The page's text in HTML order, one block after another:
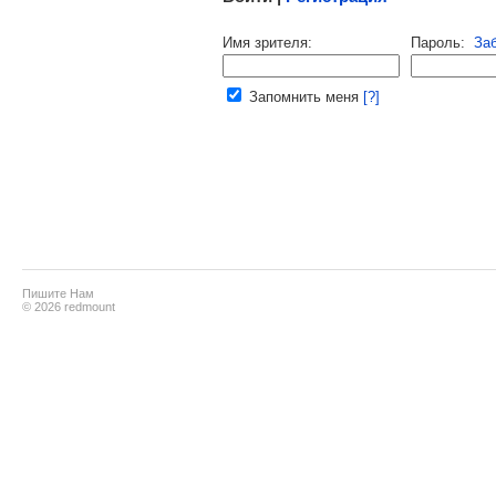
Имя зрителя: Пароль:
Запомнить меня [?]
Пишите Нам
© 2026 redmount